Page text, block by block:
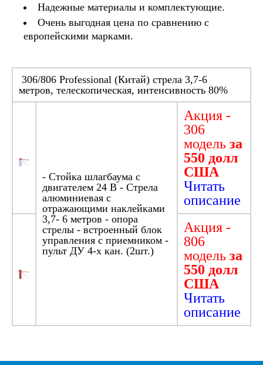
Надежные материалы и комплектующие.
Очень выгодная цена по сравнению с
европейскими марками.
306/806 Professional (Китай) стрела 3,7-6
метров, телескопическая, интенсивность 80%
- Стойка шлагбаума с
двигателем 24 В - Стрела
алюминиевая с
отражающими наклейками
3,7- 6 метров - опора
стрелы - встроенный блок
управления с приемником -
пульт ДУ 4-х кан. (2шт.)
Акция -
306
модель за
550 долл
США
Читать
описание
Акция -
806
модель за
550 долл
США
Читать
описание